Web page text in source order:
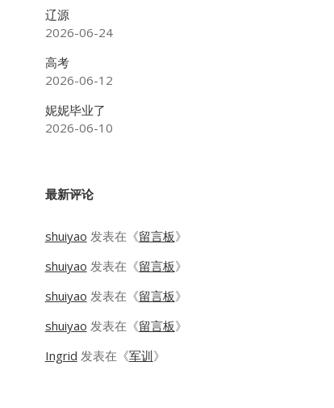
辽源
2026-06-24
高考
2026-06-12
妮妮毕业了
2026-06-10
最新评论
shuiyao 发表在《留言板》
shuiyao 发表在《留言板》
shuiyao 发表在《留言板》
shuiyao 发表在《留言板》
Ingrid 发表在《军训》